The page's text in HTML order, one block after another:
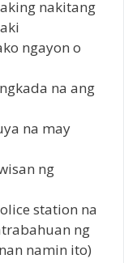
nakitang
ngayon o
na ang
na may
ng
station na
ng
namin ito)